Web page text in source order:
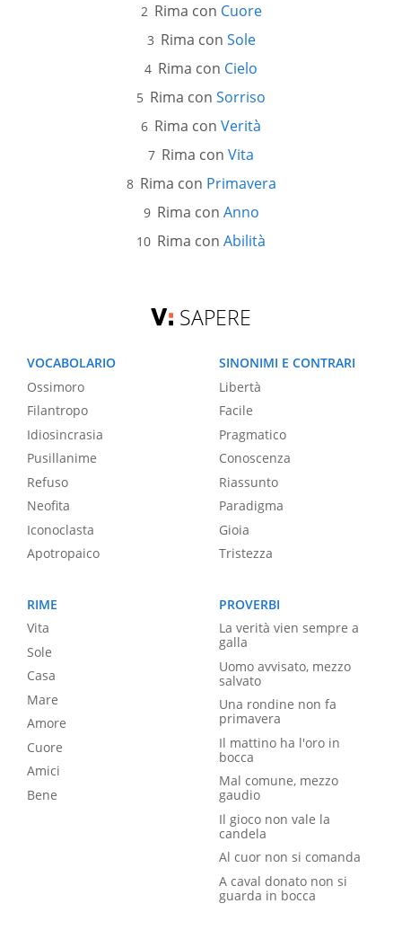
Rima con Cuore
Rima con Sole
Rima con Cielo
Rima con Sorriso
Rima con Verità
Rima con Vita
Rima con Primavera
Rima con Anno
Rima con Abilità
SAPERE
VOCABOLARIO
Ossimoro
Filantropo
Idiosincrasia
Pusillanime
Refuso
Neofita
Iconoclasta
Apotropaico
SINONIMI E CONTRARI
Libertà
Facile
Pragmatico
Conoscenza
Riassunto
Paradigma
Gioia
Tristezza
RIME
Vita
Sole
Casa
Mare
Amore
Cuore
Amici
Bene
PROVERBI
La verità vien sempre a
galla
Uomo avvisato, mezzo
salvato
Una rondine non fa
primavera
Il mattino ha l'oro in
bocca
Mal comune, mezzo
gaudio
Il gioco non vale la
candela
Al cuor non si comanda
A caval donato non si
guarda in bocca